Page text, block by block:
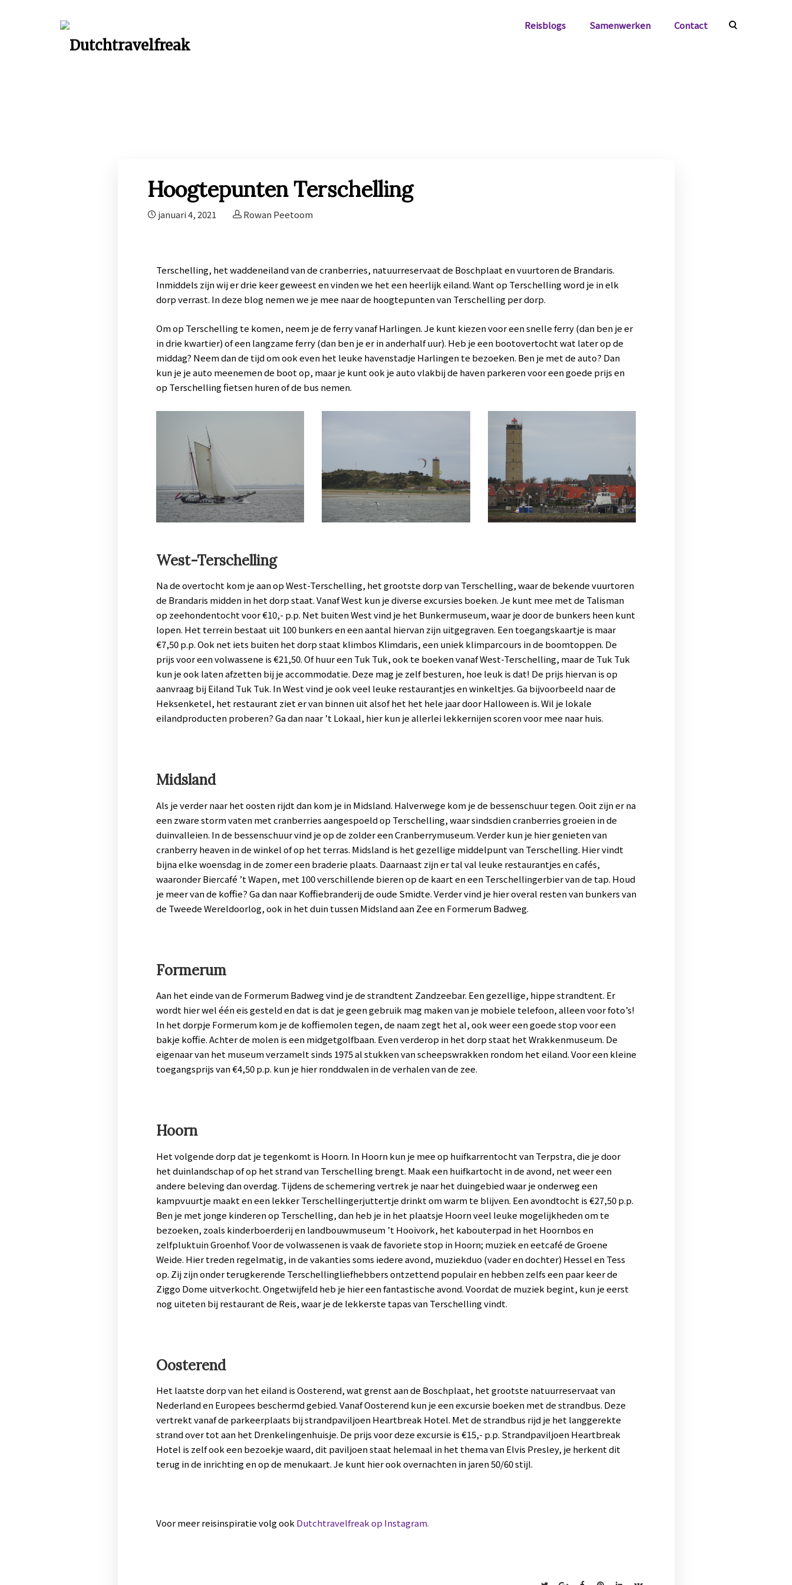
Reisblogs Samenwerken Contact
Hoogtepunten Terschelling
januari 4, 2021 Rowan Peetoom
Terschelling, het waddeneiland van de cranberries, natuurreservaat de Boschplaat en vuurtoren de Brandaris.
Inmiddels zijn wij er drie keer geweest en vinden we het een heerlijk eiland. Want op Terschelling word je in elk
dorp verrast. In deze blog nemen we je mee naar de hoogtepunten van Terschelling per dorp.
Om op Terschelling te komen, neem je de ferry vanaf Harlingen. Je kunt kiezen voor een snelle ferry (dan ben je er
in drie kwartier) of een langzame ferry (dan ben je er in anderhalf uur). Heb je een bootovertocht wat later op de
middag? Neem dan de tijd om ook even het leuke havenstadje Harlingen te bezoeken. Ben je met de auto? Dan
kun je je auto meenemen de boot op, maar je kunt ook je auto vlakbij de haven parkeren voor een goede prijs en
op Terschelling fietsen huren of de bus nemen.
West-Terschelling
Na de overtocht kom je aan op West-Terschelling, het grootste dorp van Terschelling, waar de bekende vuurtoren
de Brandaris midden in het dorp staat. Vanaf West kun je diverse excursies boeken. Je kunt mee met de Talisman
op zeehondentocht voor €10,- p.p. Net buiten West vind je het Bunkermuseum, waar je door de bunkers heen kunt
lopen. Het terrein bestaat uit 100 bunkers en een aantal hiervan zijn uitgegraven. Een toegangskaartje is maar
€7,50 p.p. Ook net iets buiten het dorp staat klimbos Klimdaris, een uniek klimparcours in de boomtoppen. De
prijs voor een volwassene is €21,50. Of huur een Tuk Tuk, ook te boeken vanaf West-Terschelling, maar de Tuk Tuk
kun je ook laten afzetten bij je accommodatie. Deze mag je zelf besturen, hoe leuk is dat! De prijs hiervan is op
aanvraag bij Eiland Tuk Tuk. In West vind je ook veel leuke restaurantjes en winkeltjes. Ga bijvoorbeeld naar de
Heksenketel, het restaurant ziet er van binnen uit alsof het het hele jaar door Halloween is. Wil je lokale
eilandproducten proberen? Ga dan naar ’t Lokaal, hier kun je allerlei lekkernijen scoren voor mee naar huis.
Midsland
Als je verder naar het oosten rijdt dan kom je in Midsland. Halverwege kom je de bessenschuur tegen. Ooit zijn er na
een zware storm vaten met cranberries aangespoeld op Terschelling, waar sindsdien cranberries groeien in de
duinvalleien. In de bessenschuur vind je op de zolder een Cranberrymuseum. Verder kun je hier genieten van
cranberry heaven in de winkel of op het terras. Midsland is het gezellige middelpunt van Terschelling. Hier vindt
bijna elke woensdag in de zomer een braderie plaats. Daarnaast zijn er tal val leuke restaurantjes en cafés,
waaronder Biercafé ’t Wapen, met 100 verschillende bieren op de kaart en een Terschellingerbier van de tap. Houd
je meer van de koffie? Ga dan naar Koffiebranderij de oude Smidte. Verder vind je hier overal resten van bunkers van
de Tweede Wereldoorlog, ook in het duin tussen Midsland aan Zee en Formerum Badweg.
Formerum
Aan het einde van de Formerum Badweg vind je de strandtent Zandzeebar. Een gezellige, hippe strandtent. Er
wordt hier wel één eis gesteld en dat is dat je geen gebruik mag maken van je mobiele telefoon, alleen voor foto’s!
In het dorpje Formerum kom je de koffiemolen tegen, de naam zegt het al, ook weer een goede stop voor een
bakje koffie. Achter de molen is een midgetgolfbaan. Even verderop in het dorp staat het Wrakkenmuseum. De
eigenaar van het museum verzamelt sinds 1975 al stukken van scheepswrakken rondom het eiland. Voor een kleine
toegangsprijs van €4,50 p.p. kun je hier ronddwalen in de verhalen van de zee.
Hoorn
Het volgende dorp dat je tegenkomt is Hoorn. In Hoorn kun je mee op huifkarrentocht van Terpstra, die je door
het duinlandschap of op het strand van Terschelling brengt. Maak een huifkartocht in de avond, net weer een
andere beleving dan overdag. Tijdens de schemering vertrek je naar het duingebied waar je onderweg een
kampvuurtje maakt en een lekker Terschellingerjuttertje drinkt om warm te blijven. Een avondtocht is €27,50 p.p.
Ben je met jonge kinderen op Terschelling, dan heb je in het plaatsje Hoorn veel leuke mogelijkheden om te
bezoeken, zoals kinderboerderij en landbouwmuseum ’t Hooivork, het kabouterpad in het Hoornbos en
zelfpluktuin Groenhof. Voor de volwassenen is vaak de favoriete stop in Hoorn; muziek en eetcafé de Groene
Weide. Hier treden regelmatig, in de vakanties soms iedere avond, muziekduo (vader en dochter) Hessel en Tess
op. Zij zijn onder terugkerende Terschellingliefhebbers ontzettend populair en hebben zelfs een paar keer de
Ziggo Dome uitverkocht. Ongetwijfeld heb je hier een fantastische avond. Voordat de muziek begint, kun je eerst
nog uiteten bij restaurant de Reis, waar je de lekkerste tapas van Terschelling vindt.
Oosterend
Het laatste dorp van het eiland is Oosterend, wat grenst aan de Boschplaat, het grootste natuurreservaat van
Nederland en Europees beschermd gebied. Vanaf Oosterend kun je een excursie boeken met de strandbus. Deze
vertrekt vanaf de parkeerplaats bij strandpaviljoen Heartbreak Hotel. Met de strandbus rijd je het langgerekte
strand over tot aan het Drenkelingenhuisje. De prijs voor deze excursie is €15,- p.p. Strandpaviljoen Heartbreak
Hotel is zelf ook een bezoekje waard, dit paviljoen staat helemaal in het thema van Elvis Presley, je herkent dit
terug in de inrichting en op de menukaart. Je kunt hier ook overnachten in jaren 50/60 stijl.
Voor meer reisinspiratie volg ookDutchtravelfreak op Instagram.